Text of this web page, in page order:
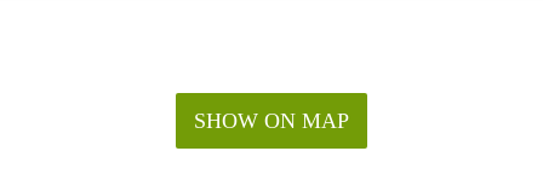
SHOW ON MAP